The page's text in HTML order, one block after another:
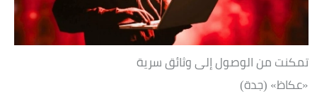
تمكنت من الوصول إلى وثائق سرية
«عكاظ» (جدة)